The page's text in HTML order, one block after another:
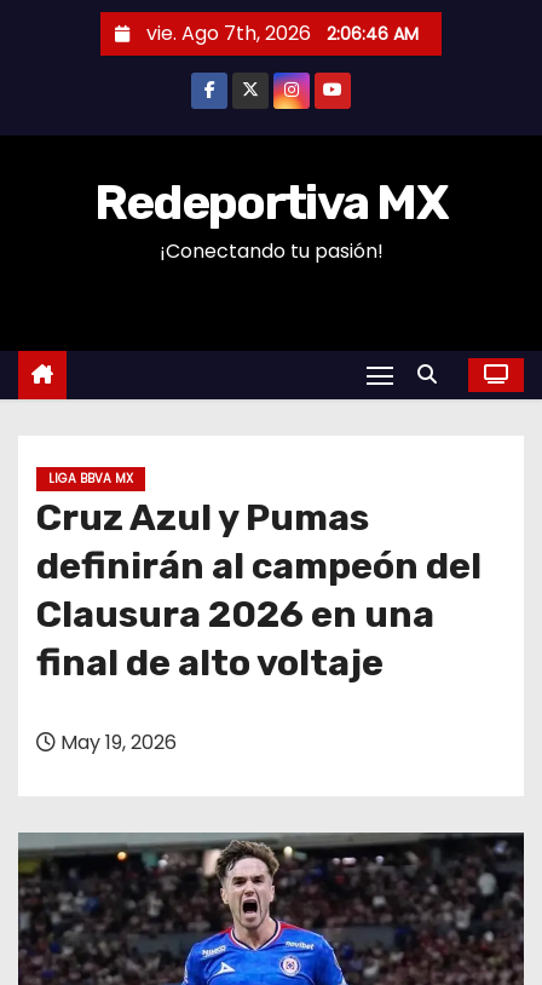
n
vie. Ago 7th, 2026 2:06:47 AM
Redeportiva MX
¡Conectando tu pasión!
LIGA BBVA MX
Cruz Azul y Pumas
definirán al campeón del
Clausura 2026 en una
final de alto voltaje
May 19, 2026